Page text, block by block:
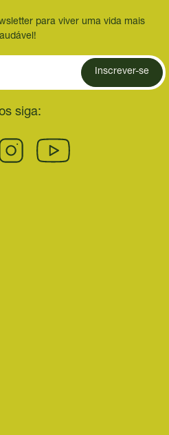
para viver uma vida mais
Inscrever-se
siga: